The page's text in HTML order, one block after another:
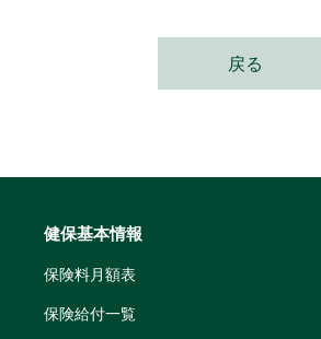
戻る
健保基本情報
保険料月額表
保険給付一覧